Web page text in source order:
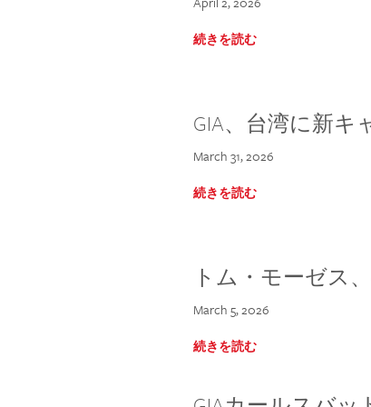
続きを読む
GIA、台湾に新キ
March 31, 2026
続きを読む
トム・モーゼス
March 5, 2026
続きを読む